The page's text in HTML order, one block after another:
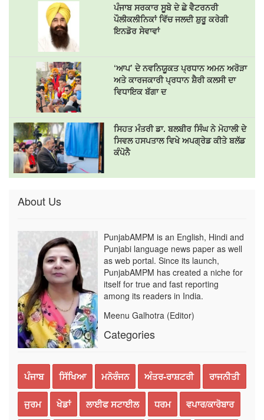
ਪੰਜਾਬ ਸਰਕਾਰ ਸੂਬੇ ਦੇ ਛੇ ਵੈਟਰਨਰੀ
ਪੌਲੀਕਲੀਨਿਕਾਂ ਵਿੱਚ ਜਲਦੀ ਸ਼ੁਰੂ ਕਰੇਗੀ
ਇਨਡੋਰ ਸੇਵਾਵਾਂ
‘ਆਪ’ ਦੇ ਨਵਨਿਯੂਕਤ ਪ੍ਰਧਾਨ ਅਮਨ ਅਰੋੜਾ
ਅਤੇ ਕਾਰਜਕਾਰੀ ਪ੍ਰਧਾਨ ਸ਼ੈਰੀ ਕਲਸੀ ਦਾ
ਵਿਧਾਇਕ ਬੱਗਾ ਦ
ਸਿਹਤ ਮੰਤਰੀ ਡਾ. ਬਲਬੀਰ ਸਿੰਘ ਨੇ ਮੋਹਾਲੀ ਦੇ
ਸਿਵਲ ਹਸਪਤਾਲ ਵਿਖੇ ਅਪਗ੍ਰੇਡ ਕੀਤੇ ਬਲੱਡ
ਕੰਪੋਨੈ
About Us
PunjabAMPM is an English, Hindi and
Punjabi language news paper as well
as web portal. Since its launch,
PunjabAMPM has created a niche for
itself for true and fast reporting
among its readers in India.
Meenu Galhotra (Editor)
Categories
ਪੰਜਾਬ ਸਿੱਖਿਆ ਮਨੋਰੰਜਨ ਅੰਤਰ-ਰਾਸ਼ਟਰੀ ਰਾਜਨੀਤੀ
ਜੁਰਮ ਖੇਡਾਂ ਲਾਈਫ ਸਟਾਈਲ ਧਰਮ ਵਪਾਰ/ਕਾਰੋਬਾਰ